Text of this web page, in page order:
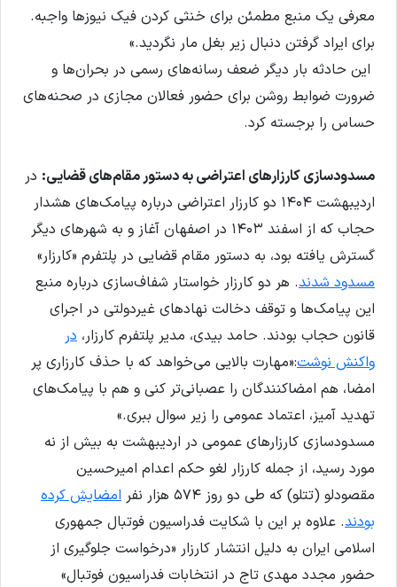
معرفی یک منبع مطمئن برای خنثی کردن فیک نیوزها واجبه.
برای ایراد گرفتن دنبال زیر بغل مار نگردید.»
این حادثه بار دیگر ضعف رسانه‌های رسمی در بحران‌ها و
ضرورت ضوابط روشن برای حضور فعالان مجازی در صحنه‌های
حساس را برجسته کرد.
مسدودسازی کارزارهای اعتراضی به دستور مقام‌های قضایی:در
اردیبهشت ۱۴۰۴ دو کارزار اعتراضی درباره پیامک‌های هشدار
حجاب که از اسفند ۱۴۰۳ در اصفهان آغاز و به شهرهای دیگر
گسترش یافته بود، به دستور مقام قضایی در پلتفرم «کارزار»
مسدود شدند. هر دو کارزار خواستار شفاف‌سازی درباره منبع
این پیامک‌ها و توقف دخالت نهادهای غیردولتی در اجرای
قانون حجاب بودند. حامد بیدی، مدیر پلتفرم کارزار، در
واکنش نوشت:«مهارت بالایی می‌خواهد که با حذف کارزاری پر
امضا، هم امضاکنندگان را عصبانی‌تر کنی و هم با پیامک‌های
تهدید آمیز، اعتماد عمومی را زیر سوال ببری.»
مسدودسازی کارزارهای عمومی در اردیبهشت به بیش از نه
مورد رسید، از جمله کارزار لغو حکم اعدام امیرحسین
مقصودلو (تتلو) که طی دو روز ۵۷۴ هزار نفر
امضایش کرده
بودند. علاوه بر این با شکایت فدراسیون فوتبال جمهوری
اسلامی ایران به دلیل انتشار کارزار «درخواست جلوگیری از
حضور مجدد مهدی تاج در انتخابات فدراسیون فوتبال»